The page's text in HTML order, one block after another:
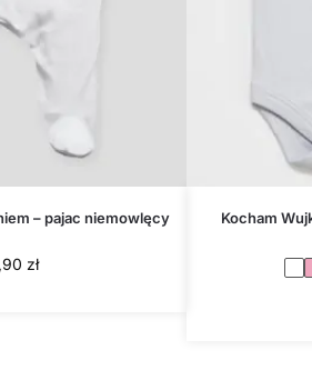
– pajac niemowlęcy
zł
Kocham